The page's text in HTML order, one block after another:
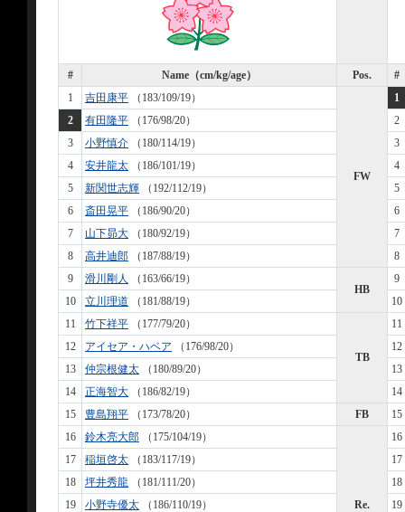
# Name（cm/kg/age） Pos.
#
1
吉田康平 （183/109/19）
FW
1
2
有田隆平 （176/98/20）
2
3
小野慎介 （180/114/19）
3
4
安井龍太 （186/101/19）
4
5
新関世志輝 （192/112/19）
5
6
斎田晃平 （186/90/20）
6
7
山下昴大 （180/92/19）
7
8
高井迪郎 （187/88/19）
8
9
滑川剛人
（163/66/19）
HB
9
10
立川理道 （181/88/19）
10
11
竹下祥平 （177/79/20）
TB
11
12
アイセア・ハベア （176/98/20）
12
13
仲宗根健太 （180/89/20）
13
14
正海智大 （186/82/19）
14
15
豊島翔平 （173/78/20） FB
15
16
鈴木亮大郎 （175/104/19）
Re.
16
17
稲垣啓太 （183/117/19）
17
18
坪井秀龍 （181/111/20）
18
19
小野寺優太 （186/110/19）
19